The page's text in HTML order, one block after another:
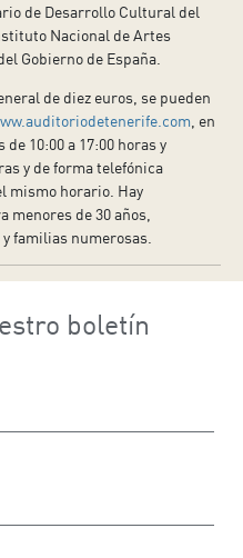
de Desarrollo Cultural del
Nacional de Artes
Gobierno de España.
de diez euros, se pueden
, en
10:00 a 17:00 horas y
y de forma telefónica
mismo horario. Hay
menores de 30 años,
familias numerosas.
boletín